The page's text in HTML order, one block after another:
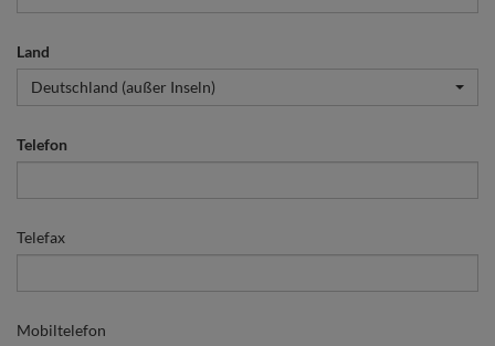
Land
Deutschland (außer Inseln)
Telefon
Telefax
Mobiltelefon